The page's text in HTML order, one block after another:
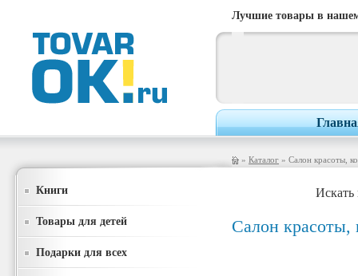
Лучшие товары в
» Каталог » Салон красоты,
Книги
Товары для детей
Подарки для всех
Искать
Салон красоты,